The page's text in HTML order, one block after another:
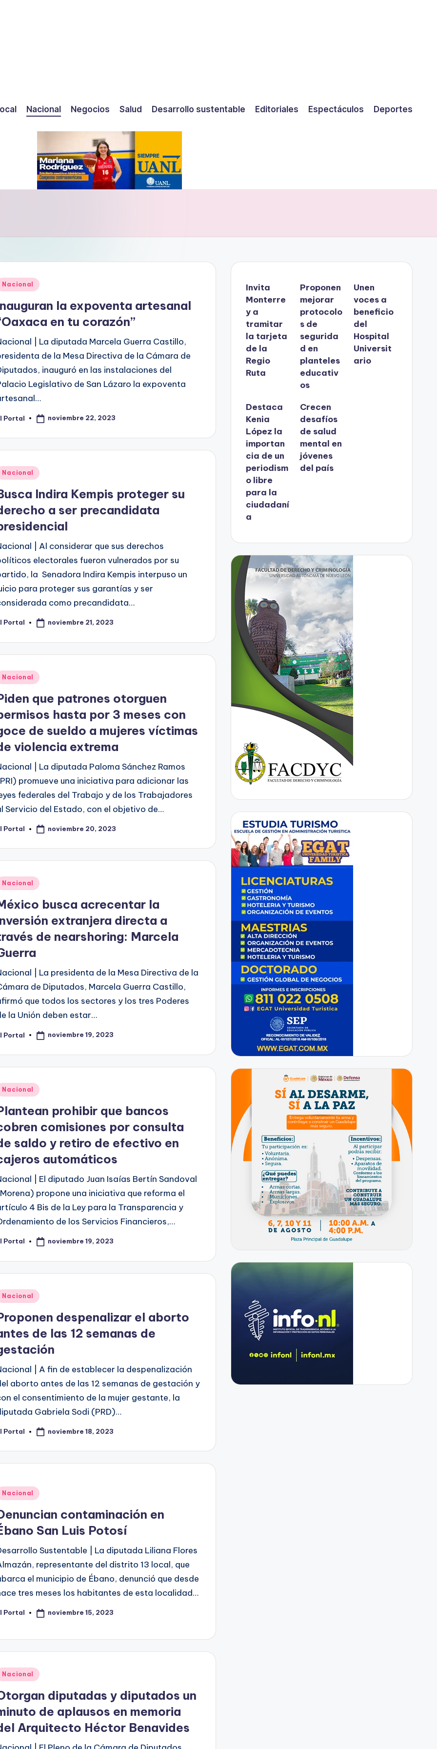
Nacional Negocios Salud Desarrollo sustentable Editoriales Espectáculos Deportes
Nacional
la expoventa artesanal
en tu corazón”
| La diputada Marcela Guerra Castillo,
de la Mesa Directiva de la Cámara de
inauguró en las instalaciones del
Legislativo de San Lázaro la expoventa
Portal noviembre 22, 2023
Nacional
Indira Kempis proteger su
a ser precandidata
| Al considerar que sus derechos
electorales fueron vulnerados por su
la Senadora Indira Kempis interpuso un
para proteger sus garantías y ser
como precandidata…
Portal noviembre 21, 2023
Nacional
que patrones otorguen
hasta por 3 meses con
de sueldo a mujeres víctimas
violencia extrema
| La diputada Paloma Sánchez Ramos
promueve una iniciativa para adicionar las
federales del Trabajo y de los Trabajadores
Servicio del Estado, con el objetivo de…
Portal noviembre 20, 2023
Nacional
busca acrecentar la
extranjera directa a
de nearshoring: Marcela
| La presidenta de la Mesa Directiva de la
de Diputados, Marcela Guerra Castillo,
que todos los sectores y los tres Poderes
la Unión deben estar…
Portal noviembre 19, 2023
Nacional
prohibir que bancos
comisiones por consulta
saldo y retiro de efectivo en
automáticos
| El diputado Juan Isaías Bertín Sandoval
propone una iniciativa que reforma el
4 Bis de la Ley para la Transparencia y
de los Servicios Financieros,…
Portal noviembre 19, 2023
Nacional
despenalizar el aborto
de las 12 semanas de
| A fin de establecer la despenalización
aborto antes de las 12 semanas de gestación y
el consentimiento de la mujer gestante, la
Gabriela Sodi (PRD)…
Portal noviembre 18, 2023
Nacional
contaminación en
San Luis Potosí
Sustentable | La diputada Liliana Flores
representante del distrito 13 local, que
el municipio de Ébano, denunció que desde
tres meses los habitantes de esta localidad…
Portal noviembre 15, 2023
Nacional
diputadas y diputados un
de aplausos en memoria
Arquitecto Héctor Benavides
Invita
Monterre
y a
tramitar
la tarjeta
de la
Regio
Ruta
Proponen
mejorar
protocolo
s de
segurida
d en
planteles
educativ
os
Unen
voces a
beneficio
del
Hospital
Universit
ario
Destaca
Kenia
López la
importan
cia de un
periodism
o libre
para la
ciudadaní
a
Crecen
desafíos
de salud
mental en
jóvenes
del país